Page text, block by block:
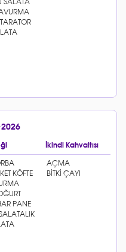
İkindi Kahvaltısı